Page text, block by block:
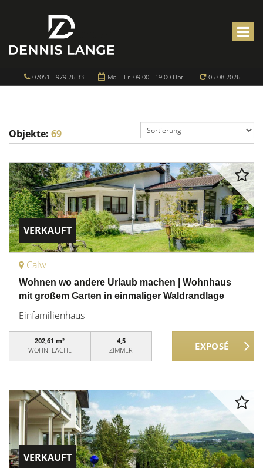
07051 - 979 26 33 Mo. - Fr. 09.00 - 19.00 Uhr 05.08.2026
Objekte: 69
VERKAUFT
Calw
Wohnen wo andere Urlaub machen | Wohnhaus
mit großem Garten in einmaliger Waldrandlage
Einfamilienhaus
202,61 m²
WOHNFLÄCHE
4,5
ZIMMER
VERKAUFT